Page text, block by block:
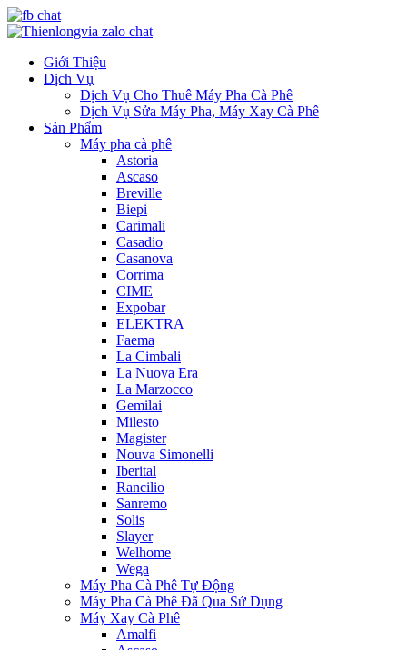
Giới Thiệu
Dịch Vụ
Dịch Vụ Cho Thuê Máy Pha Cà Phê
Dịch Vụ Sửa Máy Pha, Máy Xay Cà Phê
Sản Phẩm
Máy pha cà phê
Astoria
Ascaso
Breville
Biepi
Carimali
Casadio
Casanova
Corrima
CIME
Expobar
ELEKTRA
Faema
La Cimbali
La Nuova Era
La Marzocco
Gemilai
Milesto
Magister
Nouva Simonelli
Iberital
Rancilio
Sanremo
Solis
Slayer
Welhome
Wega
Máy Pha Cà Phê Tự Động
Máy Pha Cà Phê Đã Qua Sử Dụng
Máy Xay Cà Phê
Amalfi